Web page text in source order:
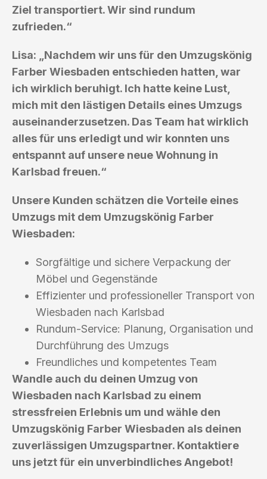
Ziel transportiert. Wir sind rundum
zufrieden.“
Lisa: „Nachdem wir uns für den Umzugskönig
Farber Wiesbaden entschieden hatten, war
ich wirklich beruhigt. Ich hatte keine Lust,
mich mit den lästigen Details eines Umzugs
auseinanderzusetzen. Das Team hat wirklich
alles für uns erledigt und wir konnten uns
entspannt auf unsere neue Wohnung in
Karlsbad freuen.“
Unsere Kunden schätzen die Vorteile eines
Umzugs mit dem Umzugskönig Farber
Wiesbaden:
Sorgfältige und sichere Verpackung der
Möbel und Gegenstände
Effizienter und professioneller Transport von
Wiesbaden nach Karlsbad
Rundum-Service: Planung, Organisation und
Durchführung des Umzugs
Freundliches und kompetentes Team
Wandle auch du deinen Umzug von
Wiesbaden nach Karlsbad zu einem
stressfreien Erlebnis um und wähle den
Umzugskönig Farber Wiesbaden als deinen
zuverlässigen Umzugspartner. Kontaktiere
uns jetzt für ein unverbindliches Angebot!